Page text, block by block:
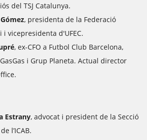
del TSJ Catalunya.
, presidenta de la Federació
i vicepresidenta d'UFEC.
, ex-CFO a Futbol Club Barcelona,
i Grup Planeta. Actual director
Estrany, advocat i president de la Secció
l’ICAB.